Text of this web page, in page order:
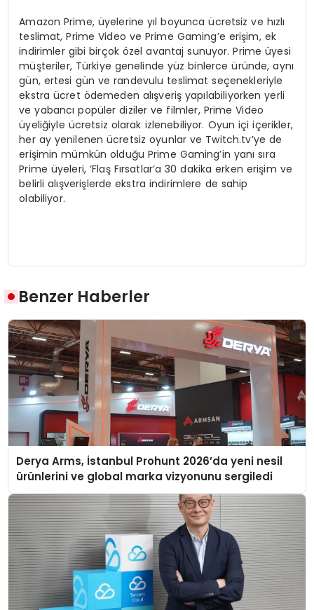
Amazon Prime, üyelerine yıl boyunca ücretsiz ve hızlı
teslimat, Prime Video ve Prime Gaming’e erişim, ek
indirimler gibi birçok özel avantaj sunuyor. Prime üyesi
müşteriler, Türkiye genelinde yüz binlerce üründe, aynı
gün, ertesi gün ve randevulu teslimat seçenekleriyle
ekstra ücret ödemeden alışveriş yapılabiliyorken yerli
ve yabancı popüler diziler ve filmler, Prime Video
üyeliğiyle ücretsiz olarak izlenebiliyor. Oyun içi içerikler,
her ay yenilenen ücretsiz oyunlar ve Twitch.tv’ye de
erişimin mümkün olduğu Prime Gaming’in yanı sıra
Prime üyeleri, ‘Flaş Fırsatlar’a 30 dakika erken erişim ve
belirli alışverişlerde ekstra indirimlere de sahip
olabiliyor.
Benzer Haberler
Derya Arms, İstanbul Prohunt 2026’da yeni nesil
ürünlerini ve global marka vizyonunu sergiledi